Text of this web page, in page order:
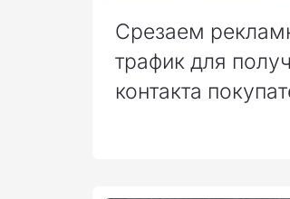
Срезаем
трафик для
контакта